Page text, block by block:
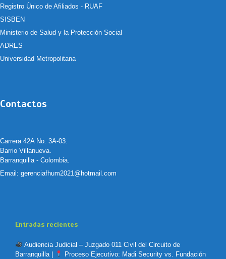
Registro Único de Afiliados - RUAF
SISBEN
Ministerio de Salud y la Protección Social
ADRES
Universidad Metropolitana
Contactos
Carrera 42A No. 3A-03.
Barrio Villanueva.
Barranquilla - Colombia.
Email: gerenciafhum2021@hotmail.com
Entradas recientes
Audiencia Judicial – Juzgado 011 Civil del Circuito de
Barranquilla |
Proceso Ejecutivo: Madi Security vs. Fundación